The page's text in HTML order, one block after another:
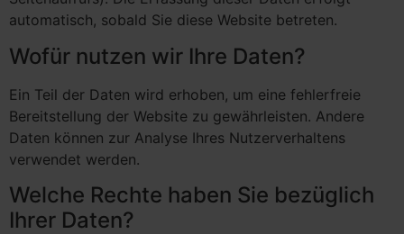
automatisch, sobald Sie diese Website betreten.
Wofür nutzen wir Ihre Daten?
Ein Teil der Daten wird erhoben, um eine fehlerfreie
Bereitstellung der Website zu gewährleisten. Andere
Daten können zur Analyse Ihres Nutzerverhaltens
verwendet werden.
Welche Rechte haben Sie bezüglich
Ihrer Daten?